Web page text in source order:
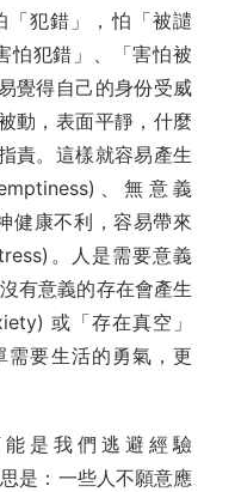
「犯錯」，怕「被譴
怕犯錯」、「害怕被
覺得自己的身份受威
動，表面平靜，什麼
責。這樣就容易產生
、無意義
健康不利，容易帶來
。人是需要意義
有意義的存在會產生
或「存在真空」
要生活的勇氣，更
是我們逃避經驗
是：一些人不願意應